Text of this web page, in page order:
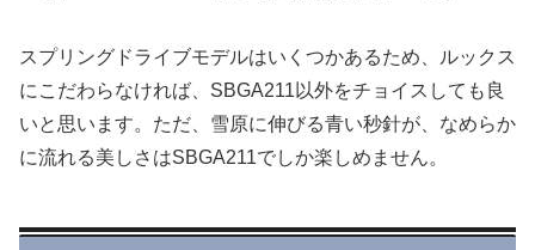
スプリングドライブモデルはいくつかあるため、ルックス
にこだわらなければ、SBGA211以外をチョイスしても良
いと思います。ただ、雪原に伸びる青い秒針が、なめらか
に流れる美しさはSBGA211でしか楽しめません。